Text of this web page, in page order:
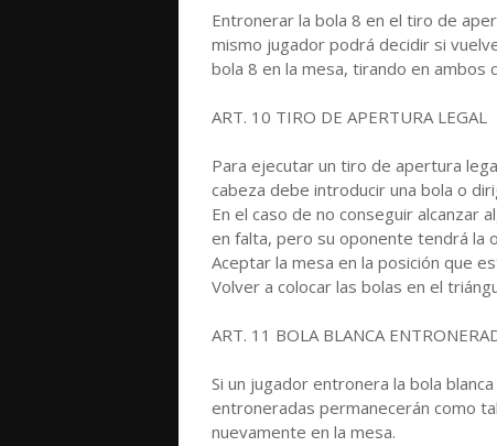
Entronerar la bola 8 en el tiro de
mismo jugador podrá decidir si
bola 8 en la mesa, tirando en ambos
ART. 10 TIRO DE APERTURA LEGAL
Para ejecutar un tiro de apertura
cabeza debe introducir una bola o
En el caso de no conseguir alcanzar
en falta, pero su oponente tendrá la
Aceptar la mesa en la posición que
Volver a colocar las bolas en el
ART. 11 BOLA BLANCA
Si un jugador entronera la bola
entroneradas permanecerán como
nuevamente en la mesa.